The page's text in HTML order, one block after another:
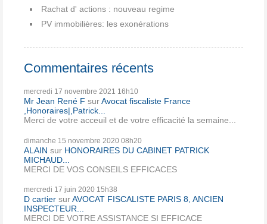
Rachat d' actions : nouveau regime
PV immobilières: les exonérations
Commentaires récents
mercredi 17 novembre 2021 16h10
Mr Jean René F surAvocat fiscaliste France
,Honoraires|,Patrick...
Merci de votre acceuil et de votre efficacité la semaine...
dimanche 15 novembre 2020 08h20
ALAIN sur HONORAIRES DU CABINET PATRICK
MICHAUD...
MERCI DE VOS CONSEILS EFFICACES
mercredi 17 juin 2020 15h38
D cartier surAVOCAT FISCALISTE PARIS 8, ANCIEN
INSPECTEUR...
MERCI DE VOTRE ASSISTANCE SI EFFICACE